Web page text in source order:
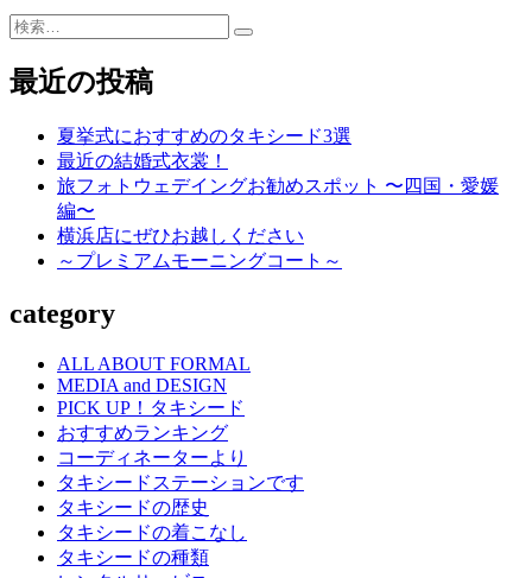
ビ
ー
検
最近の投稿
夏挙式におすすめのタキシード3選
最近の結婚式衣裳！
旅フォトウェデイングお勧めスポット 〜四国・愛媛
編〜
横浜店にぜひお越しください
～プレミアムモーニングコート～
category
ALL ABOUT FORMAL
MEDIA and DESIGN
PICK UP！タキシード
おすすめランキング
コーディネーターより
タキシードステーションです
タキシードの歴史
タキシードの着こなし
タキシードの種類